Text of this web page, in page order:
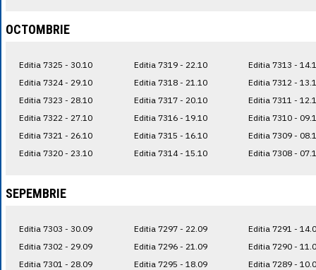
OCTOMBRIE
Editia 7325 - 30.10
Editia 7324 - 29.10
Editia 7323 - 28.10
Editia 7322 - 27.10
Editia 7321 - 26.10
Editia 7320 - 23.10
Editia 7319 - 22.10
Editia 7318 - 21.10
Editia 7317 - 20.10
Editia 7316 - 19.10
Editia 7315 - 16.10
Editia 7314 - 15.10
Editia 7313 -
Editia 7312 -
Editia 7311 -
Editia 7310 -
Editia 7309 -
Editia 7308 -
SEPEMBRIE
Editia 7303 - 30.09
Editia 7302 - 29.09
Editia 7301 - 28.09
Editia 7297 - 22.09
Editia 7296 - 21.09
Editia 7295 - 18.09
Editia 7291 -
Editia 7290 -
Editia 7289 -